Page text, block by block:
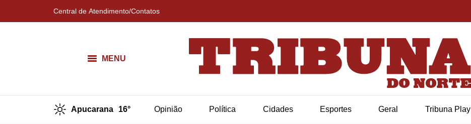
Central de Atendimento/Contatos
MENU
Apucarana 16° Opinião Política Cidades Esportes Geral Tribuna Play